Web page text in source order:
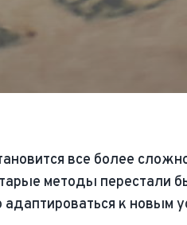
все более
методы перестали
к новым